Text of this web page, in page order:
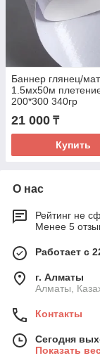
Баннер глянец/
1.5мх50м
200*300 340гр
21 000 ₸
Купить
О нас
Рейтинг не
Менее 5
Работает с
г. Алматы
Алматы,
Контакты
Сегодня
Показать